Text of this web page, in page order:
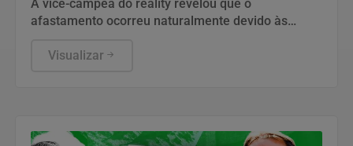
A vice-campeã do reality revelou que o
afastamento ocorreu naturalmente devido às
das duas.
Visualizar